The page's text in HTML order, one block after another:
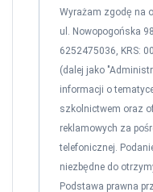
Wyrażam zgodę na
ul. Nowopogońska
6252475036, KRS:
(dalej jako
informacji o
szkolnictwem oraz
reklamowych za
telefonicznej.
niezbędne do
Podstawa prawna